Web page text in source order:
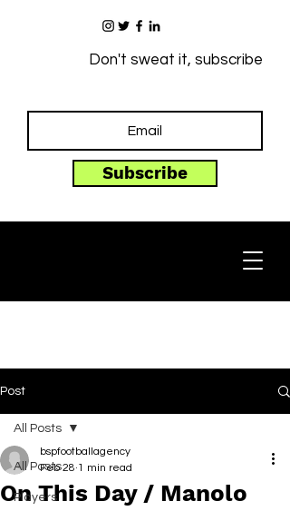
Don't sweat it, subscribe
Subscribe
Post
All Posts
Players
All Posts
On This Day / Manolo
bspfootballagency
Feb 28 1 min read